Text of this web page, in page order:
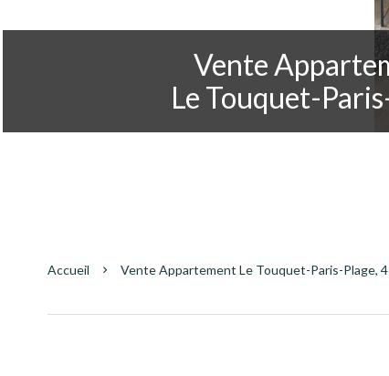
Vente
Le Touquet-
Accueil Vente Appartement Le Touquet-Paris-Plage, 4